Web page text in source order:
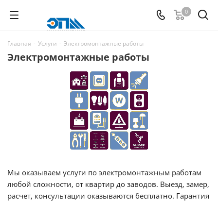
0
Главная - Услуги - Электромонтажные работы
Электромонтажные работы
Мы оказываем услуги по электромонтажным работам
любой сложности, от квартир до заводов. Выезд, замер,
расчет, консультации оказываются бесплатно. Гарантия